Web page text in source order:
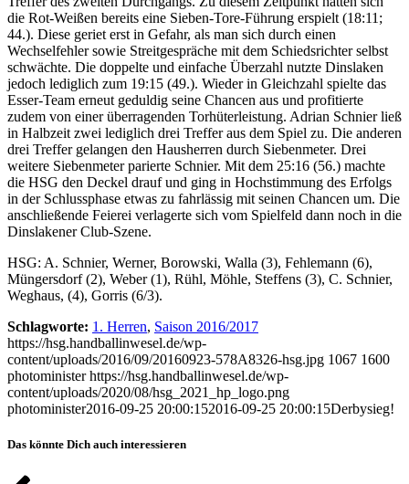
die Rot-Weißen bereits eine Sieben-Tore-Führung erspielt (18:11;
44.). Diese geriet erst in Gefahr, als man sich durch einen
Wechselfehler sowie Streitgespräche mit dem Schiedsrichter selbst
schwächte. Die doppelte und einfache Überzahl nutzte Dinslaken
jedoch lediglich zum 19:15 (49.). Wieder in Gleichzahl spielte das
Esser-Team erneut geduldig seine Chancen aus und profitierte
zudem von einer überragenden Torhüterleistung. Adrian Schnier ließ
in Halbzeit zwei lediglich drei Treffer aus dem Spiel zu. Die anderen
drei Treffer gelangen den Hausherren durch Siebenmeter. Drei
weitere Siebenmeter parierte Schnier. Mit dem 25:16 (56.) machte
die HSG den Deckel drauf und ging in Hochstimmung des Erfolgs
in der Schlussphase etwas zu fahrlässig mit seinen Chancen um. Die
anschließende Feierei verlagerte sich vom Spielfeld dann noch in die
Dinslakener Club-Szene.
HSG: A. Schnier, Werner, Borowski, Walla (3), Fehlemann (6),
Müngersdorf (2), Weber (1), Rühl, Möhle, Steffens (3), C. Schnier,
Weghaus, (4), Gorris (6/3).
Schlagworte: 1. Herren, Saison 2016/2017
https://hsg.handballinwesel.de/wp-
content/uploads/2016/09/20160923-578A8326-hsg.jpg 1067 1600
photominister https://hsg.handballinwesel.de/wp-
content/uploads/2020/08/hsg_2021_hp_logo.png
photominister2016-09-25 20:00:152016-09-25 20:00:15Derbysieg!
Das könnte Dich auch interessieren